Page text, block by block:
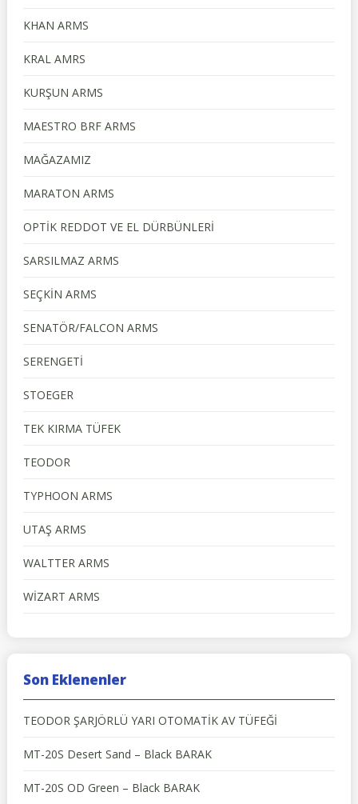
KHAN ARMS
KRAL AMRS
KURŞUN ARMS
MAESTRO BRF ARMS
MAĞAZAMIZ
MARATON ARMS
OPTİK REDDOT VE EL DÜRBÜNLERİ
SARSILMAZ ARMS
SEÇKİN ARMS
SENATÖR/FALCON ARMS
SERENGETİ
STOEGER
TEK KIRMA TÜFEK
TEODOR
TYPHOON ARMS
UTAŞ ARMS
WALTTER ARMS
WİZART ARMS
Son Eklenenler
TEODOR ŞARJÖRLÜ YARI OTOMATİK AV TÜFEĞİ
MT-20S Desert Sand – Black BARAK
MT-20S OD Green – Black BARAK